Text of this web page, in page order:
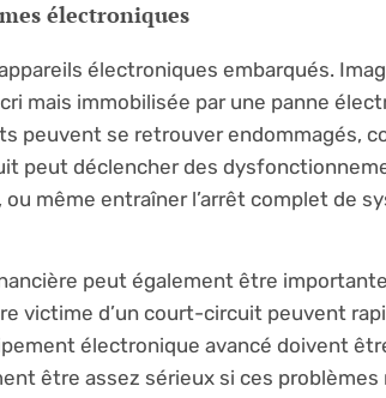
électroniques
électroniques embarqués.
mais immobilisée par une panne
peuvent se retrouver endommagés,
peut déclencher des
même entraîner l’arrêt complet de
peut également être
victime d’un court-circuit peuvent
électronique avancé doivent
être assez sérieux si ces problèmes